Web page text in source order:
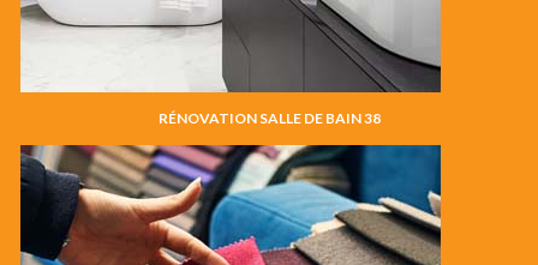
RÉNOVATION SALLE DE BAIN 38